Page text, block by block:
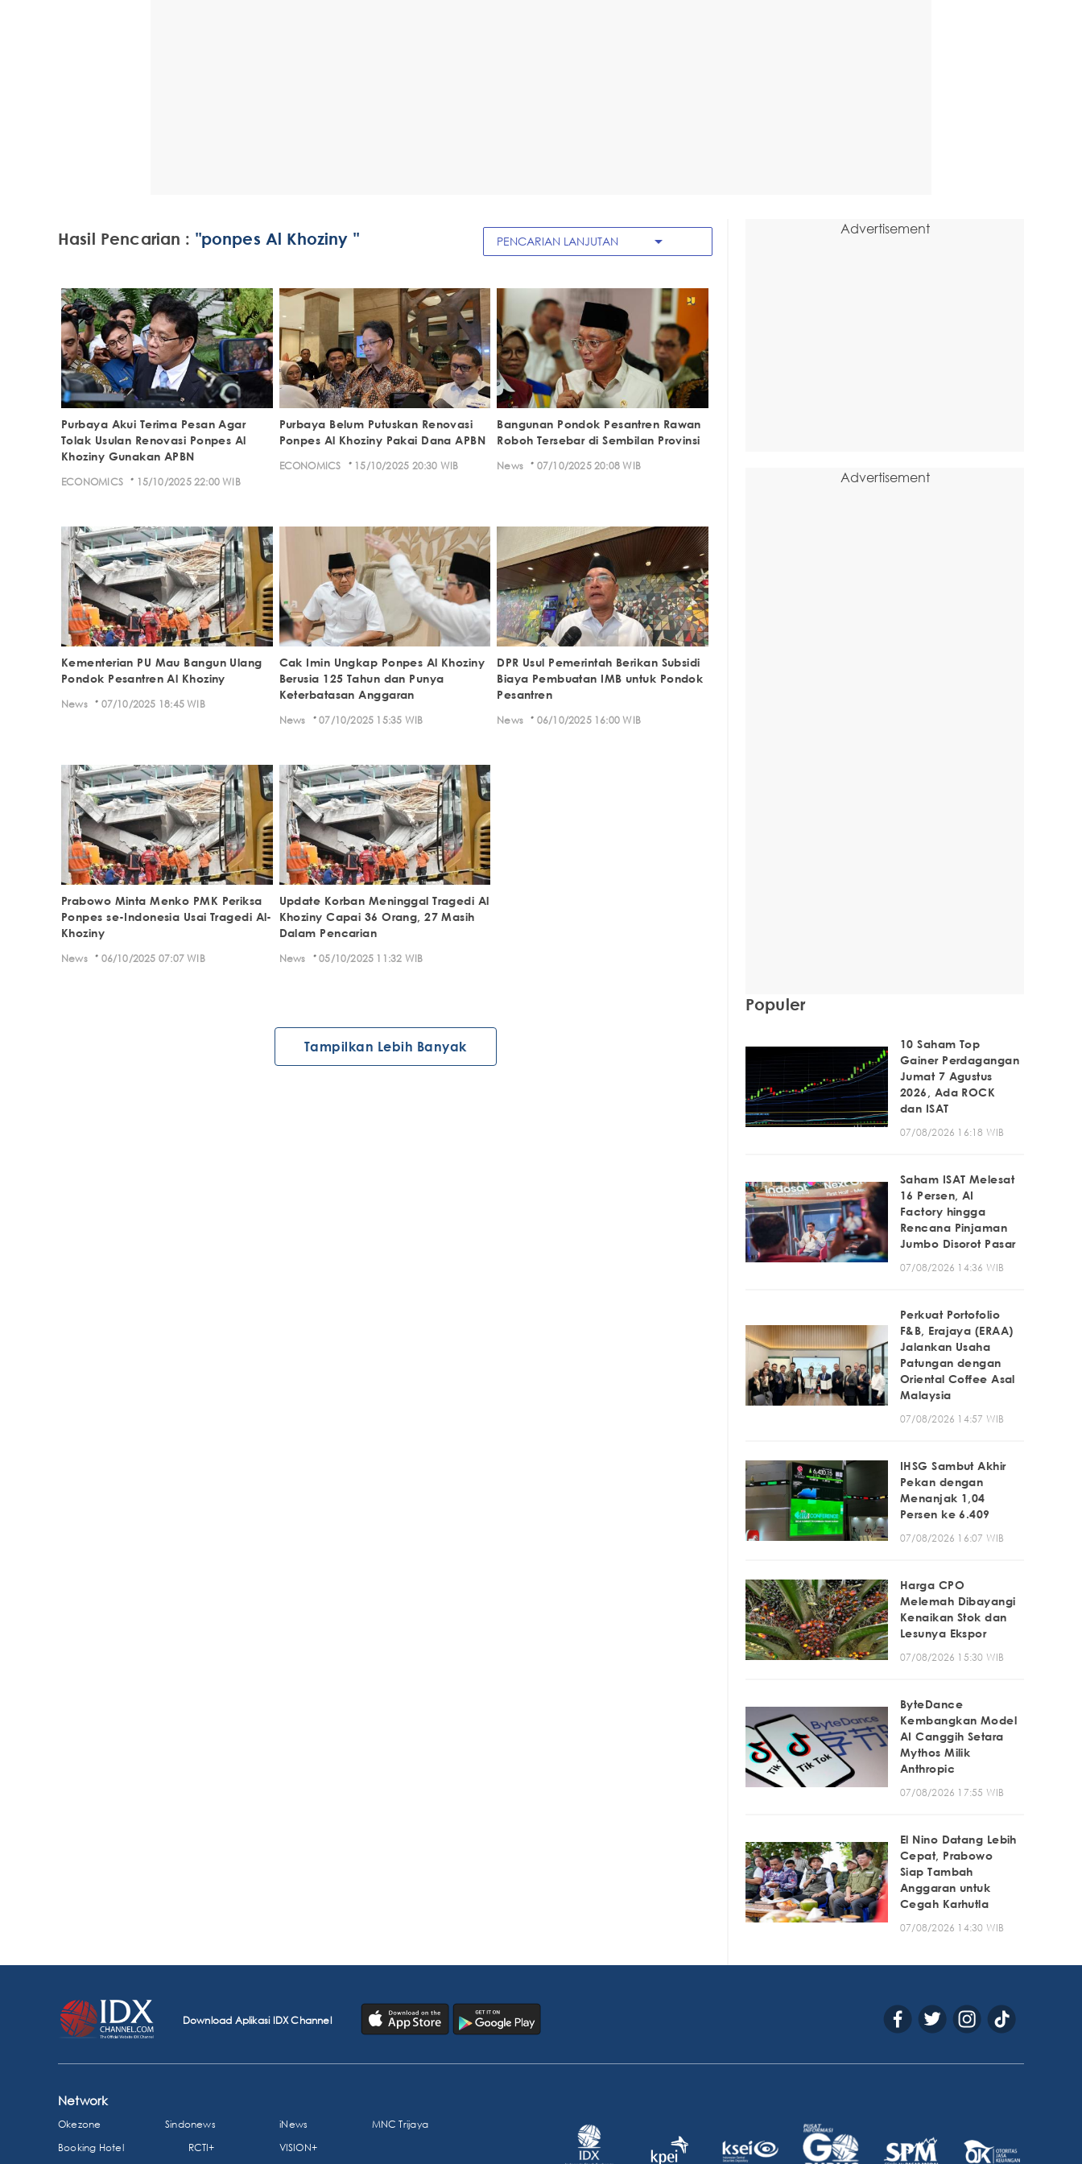
Hasil Pencarian : "ponpes Al Khoziny " PENCARIAN LANJUTAN arrow_drop_down
Purbaya Akui Terima Pesan Agar
Tolak Usulan Renovasi Ponpes Al
Khoziny Gunakan APBN
ECONOMICS · 15/10/2025 22:00 WIB
Purbaya Belum Putuskan Renovasi
Ponpes Al Khoziny Pakai Dana APBN
ECONOMICS · 15/10/2025 20:30 WIB
Bangunan Pondok Pesantren Rawan
Roboh Tersebar di Sembilan Provinsi
News · 07/10/2025 20:08 WIB
Kementerian PU Mau Bangun Ulang
Pondok Pesantren Al Khoziny
News · 07/10/2025 18:45 WIB
Cak Imin Ungkap Ponpes Al Khoziny
Berusia 125 Tahun dan Punya
Keterbatasan Anggaran
News · 07/10/2025 15:35 WIB
DPR Usul Pemerintah Berikan Subsidi
Biaya Pembuatan IMB untuk Pondok
Pesantren
News · 06/10/2025 16:00 WIB
Prabowo Minta Menko PMK Periksa
Ponpes se-Indonesia Usai Tragedi Al-
Khoziny
News · 06/10/2025 07:07 WIB
Update Korban Meninggal Tragedi Al
Khoziny Capai 36 Orang, 27 Masih
Dalam Pencarian
News · 05/10/2025 11:32 WIB
Tampilkan Lebih Banyak
Advertisement
Advertisement
Populer
10 Saham Top
Gainer Perdagangan
Jumat 7 Agustus
2026, Ada ROCK
dan ISAT
07/08/2026 16:18 WIB
Saham ISAT Melesat
16 Persen, AI
Factory hingga
Rencana Pinjaman
Jumbo Disorot Pasar
07/08/2026 14:36 WIB
Perkuat Portofolio
F&B, Erajaya (ERAA)
Jalankan Usaha
Patungan dengan
Oriental Coffee Asal
Malaysia
07/08/2026 14:57 WIB
IHSG Sambut Akhir
Pekan dengan
Menanjak 1,04
Persen ke 6.409
07/08/2026 16:07 WIB
Harga CPO
Melemah Dibayangi
Kenaikan Stok dan
Lesunya Ekspor
07/08/2026 15:30 WIB
ByteDance
Kembangkan Model
AI Canggih Setara
Mythos Milik
Anthropic
07/08/2026 17:55 WIB
El Nino Datang Lebih
Cepat, Prabowo
Siap Tambah
Anggaran untuk
Cegah Karhutla
07/08/2026 14:30 WIB
Download Aplikasi IDX Channel
Network
Okezone Sindonews iNews
MNC Trijaya
Booking Hotel
RCTI+ VISION+